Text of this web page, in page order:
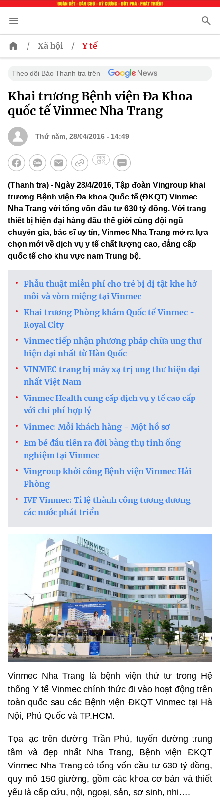
/ Xã hội / Y tế
Theo dõi Báo Thanh tra trên
Khai trương Bệnh viện Đa Khoa
quốc tế Vinmec Nha Trang
Thứ năm, 28/04/2016 - 14:49
(Thanh tra) - Ngày 28/4/2016, Tập đoàn Vingroup khai
trương Bệnh viện Đa khoa Quốc tế (ĐKQT) Vinmec
Nha Trang với tổng vốn đầu tư 630 tỷ đồng. Với trang
thiết bị hiện đại hàng đầu thế giới cùng đội ngũ
chuyên gia, bác sĩ uy tín, Vinmec Nha Trang mở ra lựa
chọn mới về dịch vụ y tế chất lượng cao, đẳng cấp
quốc tế cho khu vực nam Trung bộ.
Phẫu thuật miễn phí cho trẻ bị dị tật khe hở
môi và vòm miệng tại Vinmec
Khai trương Phòng khám Quốc tế Vinmec -
Royal City
Vinmec tiếp nhận phương pháp chữa ung thư
hiện đại nhất từ Hàn Quốc
VINMEC trang bị máy xạ trị ung thư hiện đại
nhất Việt Nam
Vinmec Health cung cấp dịch vụ y tế cao cấp
với chi phí hợp lý
Vinmec: Mỗi khách hàng - Một hồ sơ
Em bé đầu tiên ra đời bằng thụ tinh ống
nghiệm tại Vinmec
Vingroup khởi công Bệnh viện Vinmec Hải
Phòng
IVF Vinmec: Tỉ lệ thành công tương đương
các nước phát triển
Vinmec Nha Trang là bệnh viện thứ tư trong Hệ
thống Y tế Vinmec chính thức đi vào hoạt động trên
toàn quốc sau các Bệnh viện ĐKQT Vinmec tại Hà
Nội, Phú Quốc và TP.HCM.
Tọa lạc trên đường Trần Phú, tuyến đường trung
tâm và đẹp nhất Nha Trang, Bệnh viện ĐKQT
Vinmec Nha Trang có tổng vốn đầu tư 630 tỷ đồng,
quy mô 150 giường, gồm các khoa cơ bản và thiết
yếu là cấp cứu, nội, ngoại, sản, sơ sinh, nhi….